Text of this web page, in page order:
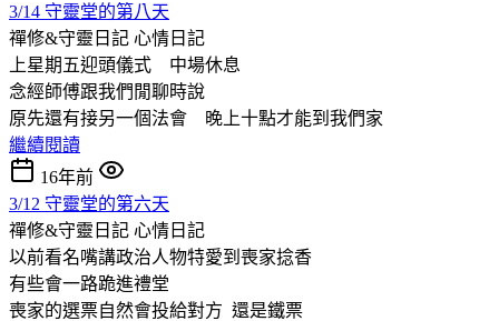
3/14 守靈堂的第八天
禪修&守靈日記 心情日記
上星期五迎頭儀式 中場休息
念經師傅跟我們閒聊時說
原先還有接另一個法會 晚上十點才能到我們家
繼續閱讀
16年前
3/12 守靈堂的第六天
禪修&守靈日記 心情日記
以前看名嘴講政治人物特愛到喪家捻香
有些會一路跪進禮堂
喪家的選票自然會投給對方 還是鐵票